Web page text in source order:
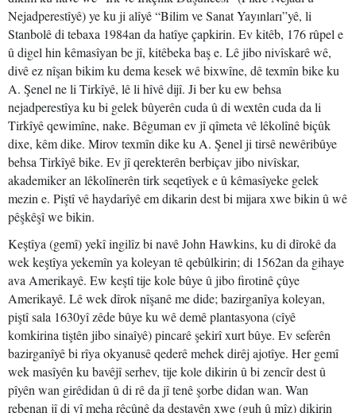
Nejadperestîyê) ye ku ji alîyê “Bilim ve Sanat Yayınları”yê, li
Stanbolê di tebaxa 1984an da hatîye çapkirin. Ev kitêb, 176 rûpel e
û digel hin kêmasîyan be jî, kitêbeka baş e. Lê jibo nivîskarê wê,
divê ez nîşan bikim ku dema kesek wê bixwîne, dê texmîn bike ku
A. Şenel ne li Tirkîyê, lê li hîvê dijî. Ji ber ku ew behsa
nejadperestîya ku bi gelek bûyerên cuda û di wextên cuda da li
Tirkîyê qewimîne, nake. Bêguman ev jî qîmeta vê lêkolînê biçûk
dixe, kêm dike. Mirov texmîn dike ku A. Şenel ji tirsê newêribûye
behsa Tirkîyê bike. Ev jî qerekterên berbiçav jibo nivîskar,
akademiker an lêkolînerên tirk seqetîyek e û kêmasîyeke gelek
mezin e. Piştî vê haydarîyê em dikarin dest bi mijara xwe bikin û wê
pêşkêşî we bikin.
Keştîya (gemî) yekî ingilîz bi navê John Hawkins, ku di dîrokê da
wek keştîya yekemîn ya koleyan tê qebûlkirin; di 1562an da gihaye
ava Amerikayê. Ew keştî tije kole bûye û jibo firotinê çûye
Amerikayê. Lê wek dîrok nîşanê me dide; bazirganîya koleyan,
piştî sala 1630yî zêde bûye ku wê demê plantasyona (cîyê
komkirina tiştên jibo sinaîyê) pincarê şekirî xurt bûye. Ev seferên
bazirganîyê bi rîya okyanusê qederê mehek dirêj ajotîye. Her gemî
wek masîyên ku bavêjî serhev, tije kole dikirin û bi zencîr dest û
pîyên wan girêdidan û di rê da jî tenê şorbe didan wan. Wan
rebenan jî di vî meha rêçûnê da destavên xwe (guh û mîz) dikirin